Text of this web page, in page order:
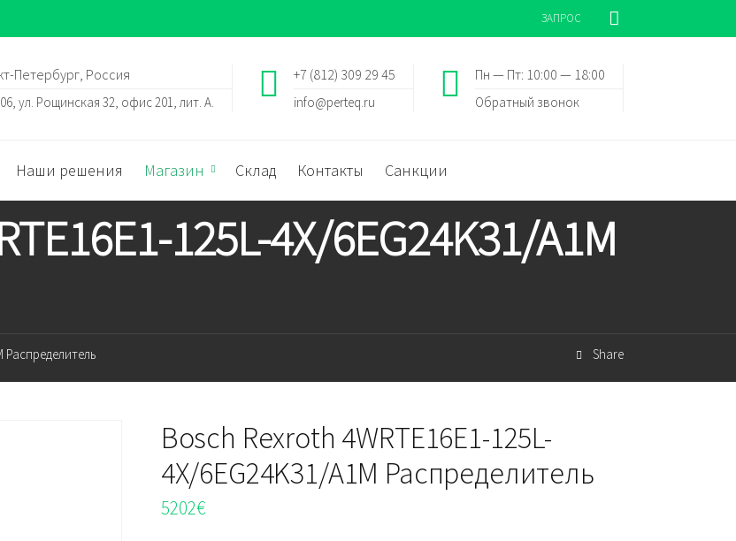
ЗАПРОС
Пн — Пт: 10:00 — 18:00
Обратный звонок
+7 (812) 309 29 45
info@perteq.ru
Петербург, Россия
ул. Рощинская 32, офис 201, лит. А.
Наши решения Магазин Склад Контакты Санкции
125L-4X/6EG24K31/A1M
Распределитель Share
Bosch Rexroth 4WRTE16E1-125L-
4X/6EG24K31/A1M Распределитель
5202€